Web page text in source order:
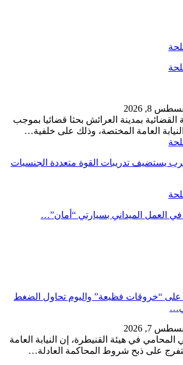
8, 2026
بمدينة العرائش بحثا قضائيا بموجب
العامة المختصة، وذلك على خلفية…
يستضيف تدريبات القوة متعددة الجنسيات
العمل الميداني بسيارتي “أمان”…
على “خروقات فظيعة” واليوم تحاول الضغط
7, 2026
في هيئة القنيطرة، إن النيابة العامة
على ذبح شروط المحاكمة العادلة…